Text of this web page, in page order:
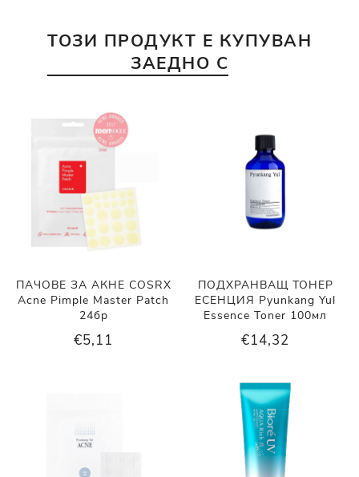
ТОЗИ ПРОДУКТ Е КУПУВАН
ЗАЕДНО С
ПАЧОВЕ ЗА АКНЕ COSRX
Acne Pimple Master Patch
24бр
€5,11
ПОДХРАНВАЩ ТОНЕР
ЕСЕНЦИЯ Pyunkang Yul
Essence Toner 100мл
€14,32